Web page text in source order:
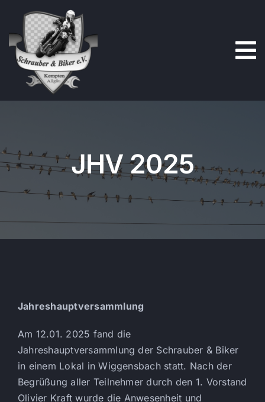
Inhalt
springen
JHV 2025
Jahreshauptversammlung
Am 12.01. 2025 fand die
Jahreshauptversammlung der Schrauber & Biker
in einem Lokal in Wiggensbach statt. Nach der
Begrüßung aller Teilnehmer durch den 1. Vorstand
Olivier Kraft wurde die Anwesenheit und